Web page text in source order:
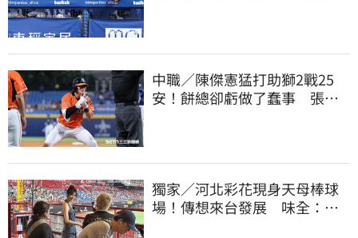
中職／陳傑憲猛打助獅2戰25
安！餅總卻虧做了蠢事 張翔
獨家／河北彩花現身天母棒球
場！傳想來台發展 味全：歡